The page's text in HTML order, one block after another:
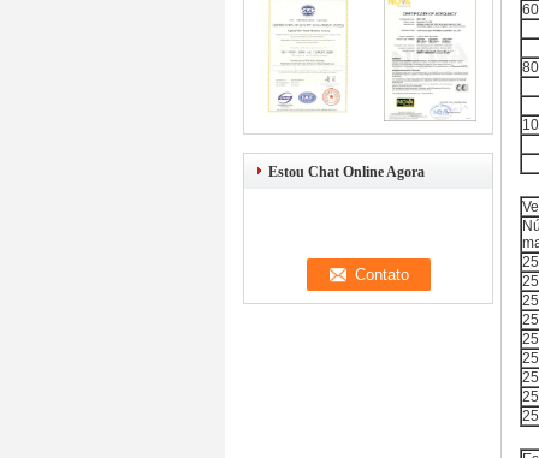
Estou Chat Online Agora
25
25
25
25
25
25
25
25
25